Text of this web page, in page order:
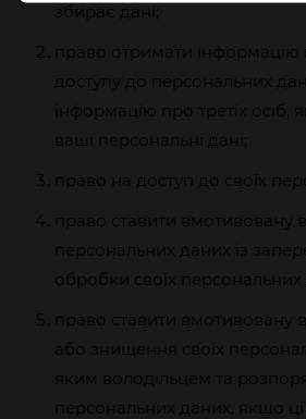
збирає дані;
право отримати
доступу до персональних
інформацію про третіх осіб,
ваші персональні дані;
право на доступ до своїх
право ставити вмотивовану
персональних даних із
обробки своїх персональних
право ставити вмотивовану
або знищення своїх
яким володільцем та
персональних даних, якщо